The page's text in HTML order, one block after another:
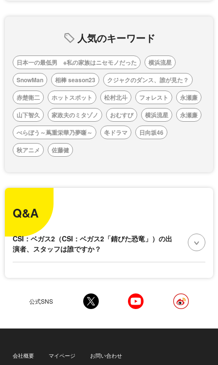
人気のキーワード
日本一の最低男 ※私の家族はニセモノだった
横浜流星
SnowMan
相棒 season23
クジャクのダンス、誰が見た？
赤楚衛二
ホットスポット 松村北斗 フォレスト
永瀬廉
山下智久
家政夫のミタゾノ おむすび 横浜流星
永瀬廉
べらぼう～蔦重栄華乃夢噺～
冬ドラマ
日向坂46
秋アニメ
佐藤健
Q&A
CSI：ベガス2（CSI：ベガス2「錆びた恐竜」）の出
演者、スタッフは誰ですか？
公式SNS
会社概要 マイページ
お問い合わせ